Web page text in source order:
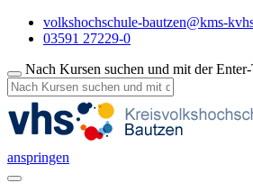
volkshochschule-bautzen@kms-
03591 27229-0
Nach Kursen suchen und mit der Enter-
anspringen